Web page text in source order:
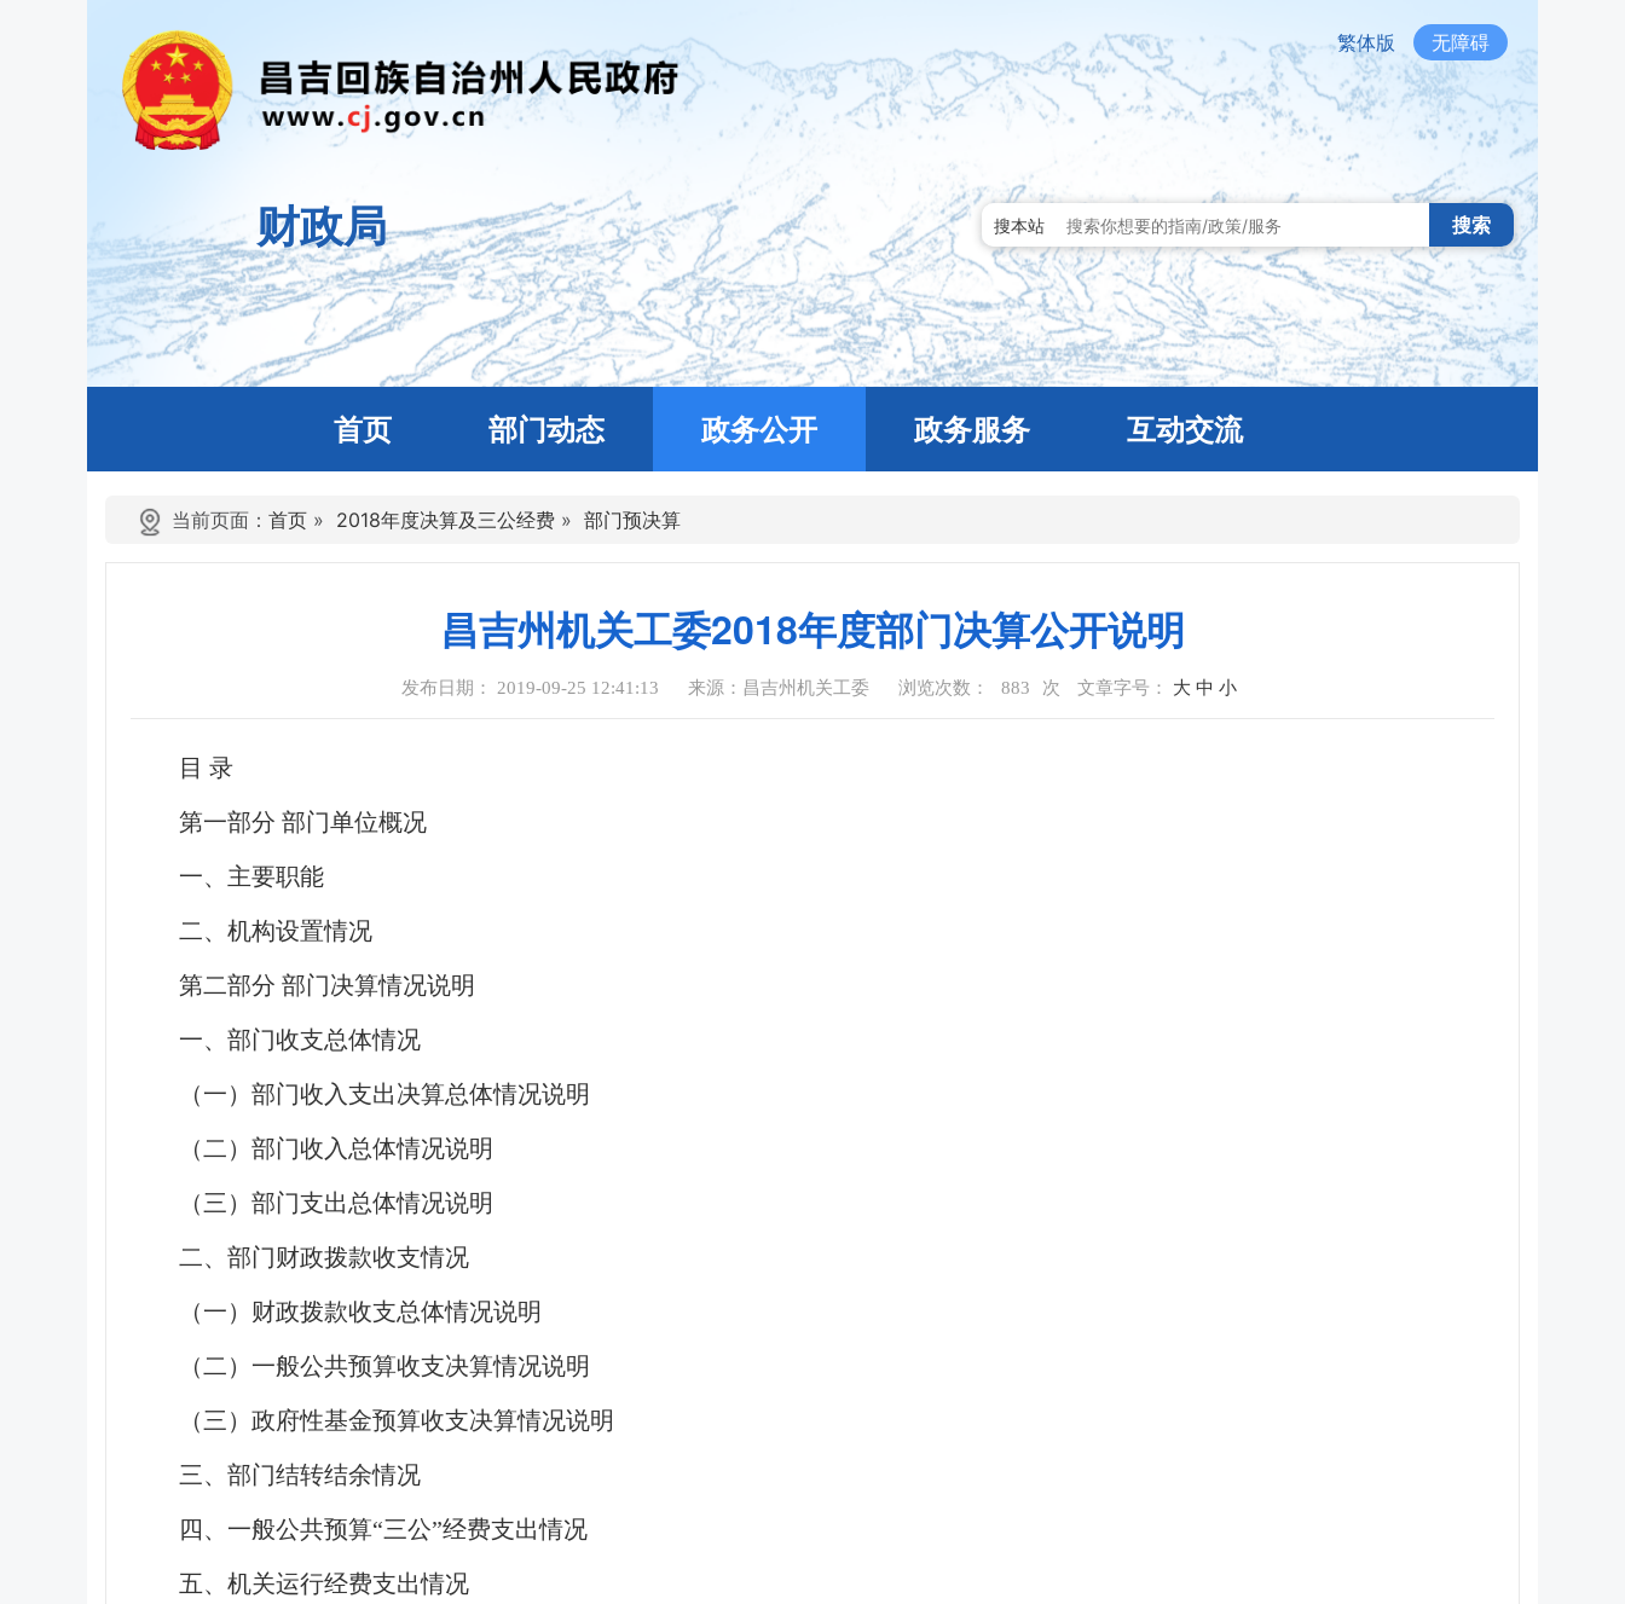
繁体版 无障碍
财政局 搜本站 搜索
首页 部门动态 政务公开 政务服务 互动交流
当前页面： 首页 » 2018年度决算及三公经费 » 部门预决算
昌吉州机关工委2018年度部门决算公开说明
发布日期： 2019-09-25 12:41:13 来源：昌吉州机关工委 浏览次数： 883 次 文章字号： 大 中 小
目 录
第一部分 部门单位概况
一、主要职能
二、机构设置情况
第二部分 部门决算情况说明
一、部门收支总体情况
（一）部门收入支出决算总体情况说明
（二）部门收入总体情况说明
（三）部门支出总体情况说明
二、部门财政拨款收支情况
（一）财政拨款收支总体情况说明
（二）一般公共预算收支决算情况说明
（三）政府性基金预算收支决算情况说明
三、部门结转结余情况
四、一般公共预算“三公”经费支出情况
五、机关运行经费支出情况